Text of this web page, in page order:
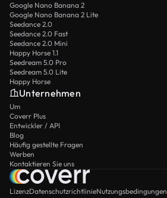
Google Nano Banana 2
Google Nano Banana 2 Lite
Seedance 2.0
Seedance 2.0 Fast
Seedance 2.0 Mini
Happy Horse 1.1
Seedream 5.0 Pro
Seedream 5.0 Lite
Happy Horse
Unternehmen
Um
Coverr Plus
Entwickler / API
Blog
Häufig gestellte Fragen
Werben
Kontaktieren Sie uns
LizenzDatenschutzrichtlinieNutzungsbedingungen